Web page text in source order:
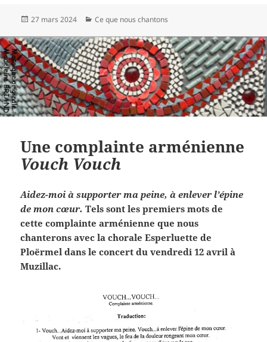
Publié
27 mars 2024 Catégories
Ce que nous chantons
Une complainte arménienne
Vouch Vouch
Aidez-moi à supporter ma peine, à enlever l’épine
de mon cœur. Tels sont les premiers mots de
cette complainte arménienne que nous
chanterons avec la chorale Esperluette de
Ploërmel dans le concert du vendredi 12 avril à
Muzillac.